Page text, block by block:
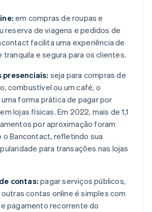
em compras de roupas e
reserva de viagens e pedidos de
facilita uma experiência de
tranquila e segura para os clientes.
presenciais: seja para compras de
combustível ou um café, o
forma prática de pagar por
lojas físicas. Em 2022, mais de 1,1
por aproximação foram
o Bancontact, refletindo sua
para transações nas lojas
contas: pagar serviços públicos,
contas online é simples com
pagamento recorrente do